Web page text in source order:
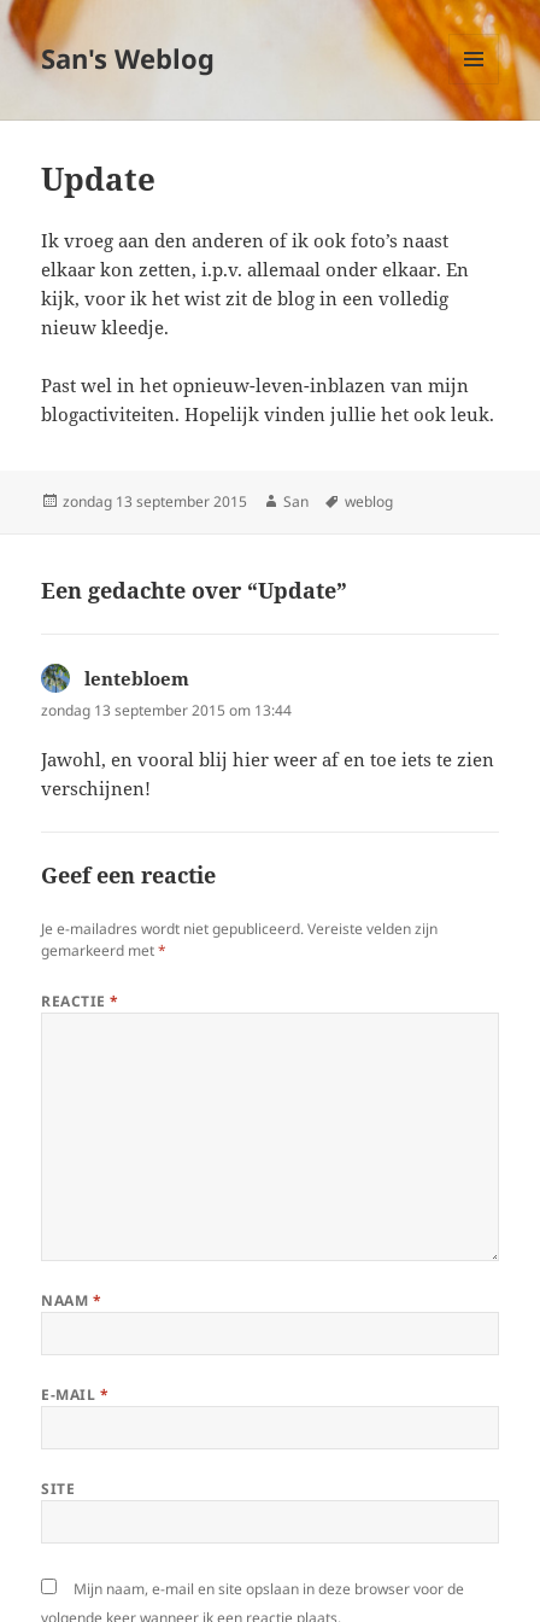
San's Weblog
MENU
EN
Update
Ik vroeg aan den anderen of ik ook foto’s naast
elkaar kon zetten, i.p.v. allemaal onder elkaar. En
kijk, voor ik het wist zit de blog in een volledig
nieuw kleedje.
Past wel in het opnieuw-leven-inblazen van mijn
blogactiviteiten. Hopelijk vinden jullie het ook leuk.
Geplaatst
zondag 13 september 2015 Auteur
San Tags
weblog
Een gedachte over “Update”
lentebloem
zondag 13 september 2015 om 13:44
Jawohl, en vooral blij hier weer af en toe iets te zien
verschijnen!
Geef een reactie
Je e-mailadres wordt niet gepubliceerd. Vereiste velden zijn
gemarkeerd met*
REACTIE*
NAAM *
E-MAIL *
SITE
Mijn naam, e-mail en site opslaan in deze browser voor de
volgende keer wanneer ik een reactie plaats.